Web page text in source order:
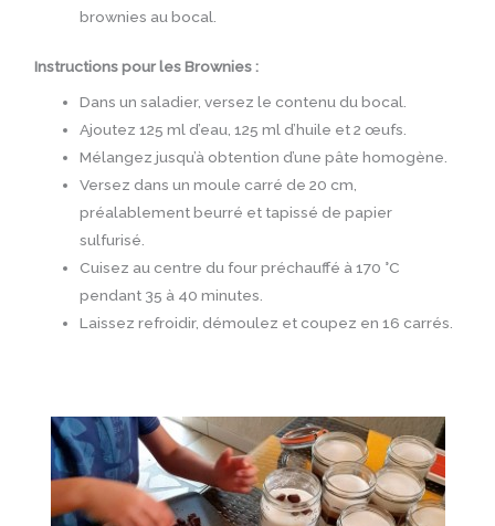
brownies au bocal.
Instructions pour les Brownies :
Dans un saladier, versez le contenu du bocal.
Ajoutez 125 ml d’eau, 125 ml d’huile et 2 œufs.
Mélangez jusqu’à obtention d’une pâte homogène.
Versez dans un moule carré de 20 cm,
préalablement beurré et tapissé de papier
sulfurisé.
Cuisez au centre du four préchauffé à 170 °C
pendant 35 à 40 minutes.
Laissez refroidir, démoulez et coupez en 16 carrés.